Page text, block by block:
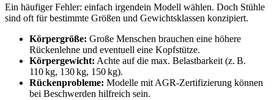
Ein häufiger Fehler: einfach irgendein Modell wählen. Doch Stühle
sind oft für bestimmte Größen und Gewichtsklassen konzipiert.
Körpergröße: Große Menschen brauchen eine höhere
Rückenlehne und eventuell eine Kopfstütze.
Körpergewicht: Achte auf die max. Belastbarkeit (z. B.
110 kg, 130 kg, 150 kg).
Rückenprobleme: Modelle mit AGR-Zertifizierung können
bei Beschwerden hilfreich sein.